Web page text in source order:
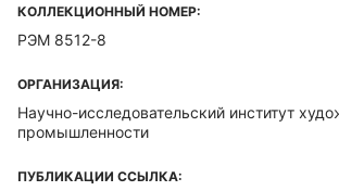
КОЛЛЕКЦИОННЫЙ НОМЕР:
РЭМ 8512-8
ОРГАНИЗАЦИЯ:
Научно-исследовательский институт
промышленности
ПУБЛИКАЦИИ ССЫЛКА: